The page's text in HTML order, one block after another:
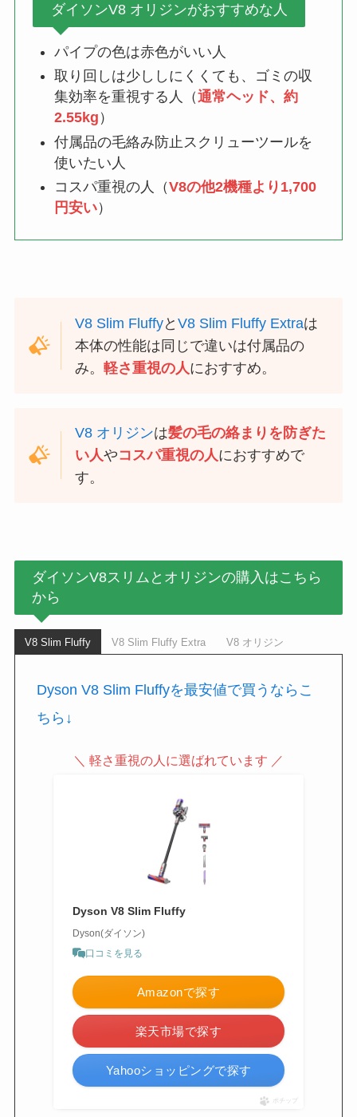
ダイソンV8 オリジンがおすすめな人
パイプの色は赤色がいい人
取り回しは少ししにくくても、ゴミの収
集効率を重視する人（通常ヘッド、約
2.55kg ）
付属品の毛絡み防止スクリューツールを
使いたい人
コスパ重視の人（V8の他2機種より1,700
円安い）
V8 Slim FluffyとV8 Slim Fluffy Extraは
本体の性能は同じで違いは付属品の
み。軽さ重視の人 におすすめ。
V8 オリジンは髪の毛の絡まりを防ぎた
い人やコスパ重視の人におすすめで
す。
ダイソンV8スリムとオリジンの購入はこちら
から
V8 Slim Fluffy V8 Slim Fluffy Extra V8 オリジン
Dyson V8 Slim Fluffyを最安値で買うならこ
ちら↓
＼ 軽さ重視の人に選ばれています ／
Dyson V8 Slim Fluffy
Dyson(ダイソン)
口コミを見る
Amazonで探す
楽天市場で探す
Yahooショッピングで探す
ポチップ